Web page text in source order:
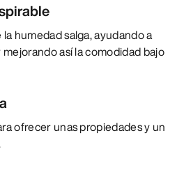
humedad salga, ayudando a
así la comodidad bajo
ofrecer unas propiedades y un